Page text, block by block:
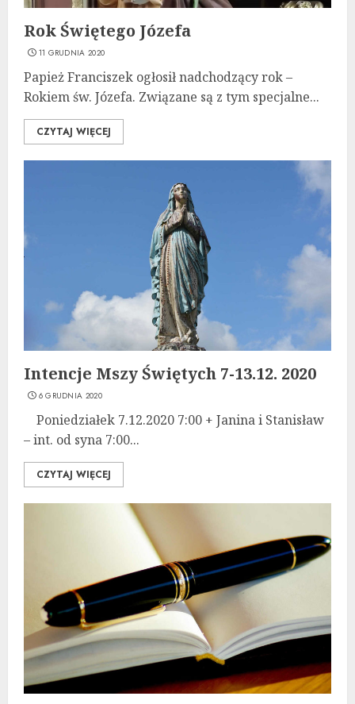
Rok Świętego Józefa
11 GRUDNIA 2020
Papież Franciszek ogłosił nadchodzący rok –
Rokiem św. Józefa. Związane są z tym specjalne...
CZYTAJ WIĘCEJ
Intencje Mszy Świętych 7-13.12. 2020
6 GRUDNIA 2020
Poniedziałek 7.12.2020 7:00 + Janina i Stanisław
– int. od syna 7:00...
CZYTAJ WIĘCEJ